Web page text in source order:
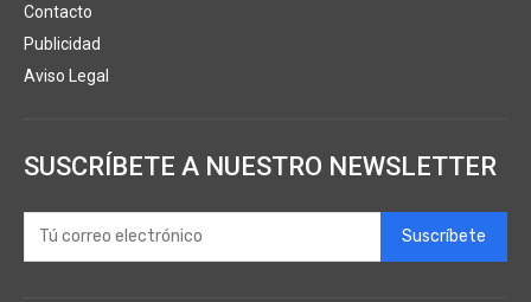
Contacto
Publicidad
Aviso Legal
SUSCRÍBETE A NUESTRO NEWSLETTER
Suscríbete